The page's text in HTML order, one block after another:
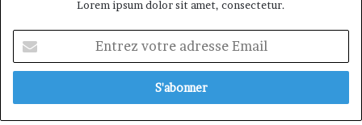
Lorem ipsum dolor sit amet, consectetur.
votre
adresse